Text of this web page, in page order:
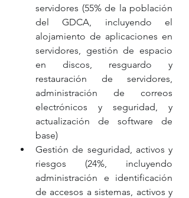
servidores (55% de la población
del GDCA, incluyendo el
alojamiento de aplicaciones en
servidores, gestión de espacio
en discos, resguardo y
restauración de servidores,
administración de correos
electrónicos y seguridad, y
actualización de software de
base)
Gestión de seguridad, activos y
riesgos (24%, incluyendo
administración e identificación
de accesos a sistemas, activos y